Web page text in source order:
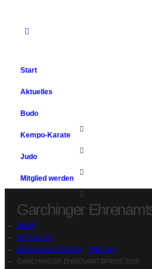
Start
Aktuelles
Budo
Kempo-Karate
Judo
Mitglied werden
Garchinger
HOME
AKTUELLES
VERANSTALTUNGEN
EHRUNG
GARCHINGER EHRENAMTSPREIS 2025